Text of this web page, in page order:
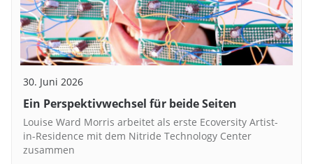
30. Juni 2026
Ein Perspektivwechsel für beide Seiten
Louise Ward Morris arbeitet als erste Ecoversity Artist-
in-Residence mit dem Nitride Technology Center
zusammen